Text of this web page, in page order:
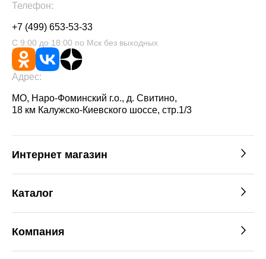
Телефон:
+7 (499) 653-53-33
С 9:00 до 18:00 по Мск без выходных
Адрес:
МО, Наро-Фоминский г.о., д. Свитино,
18 км Калужско-Киевского шоссе, стр.1/3
Интернет магазин
Каталог
Компания